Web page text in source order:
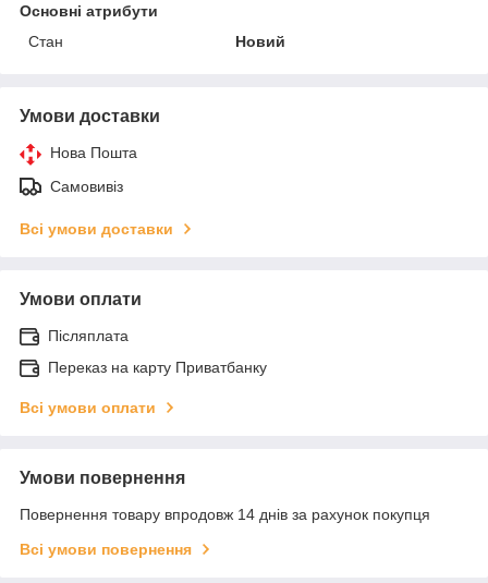
Основні атрибути
Стан
Новий
Умови доставки
Нова Пошта
Самовивіз
Всі умови доставки
Умови оплати
Післяплата
Переказ на карту Приватбанку
Всі умови оплати
Умови повернення
Повернення товару впродовж 14 днів за рахунок покупця
Всі умови повернення